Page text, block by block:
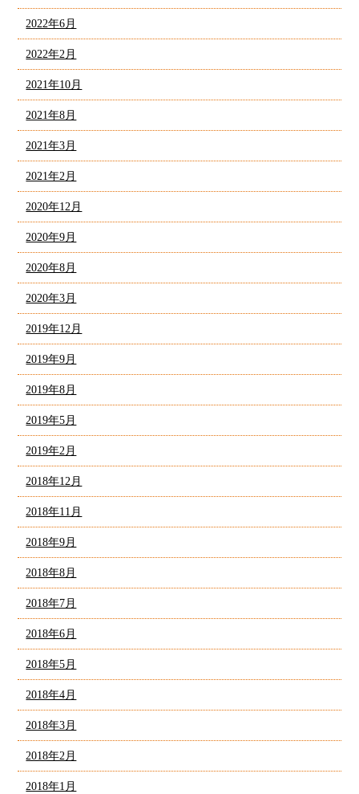
2022年6月
2022年2月
2021年10月
2021年8月
2021年3月
2021年2月
2020年12月
2020年9月
2020年8月
2020年3月
2019年12月
2019年9月
2019年8月
2019年5月
2019年2月
2018年12月
2018年11月
2018年9月
2018年8月
2018年7月
2018年6月
2018年5月
2018年4月
2018年3月
2018年2月
2018年1月